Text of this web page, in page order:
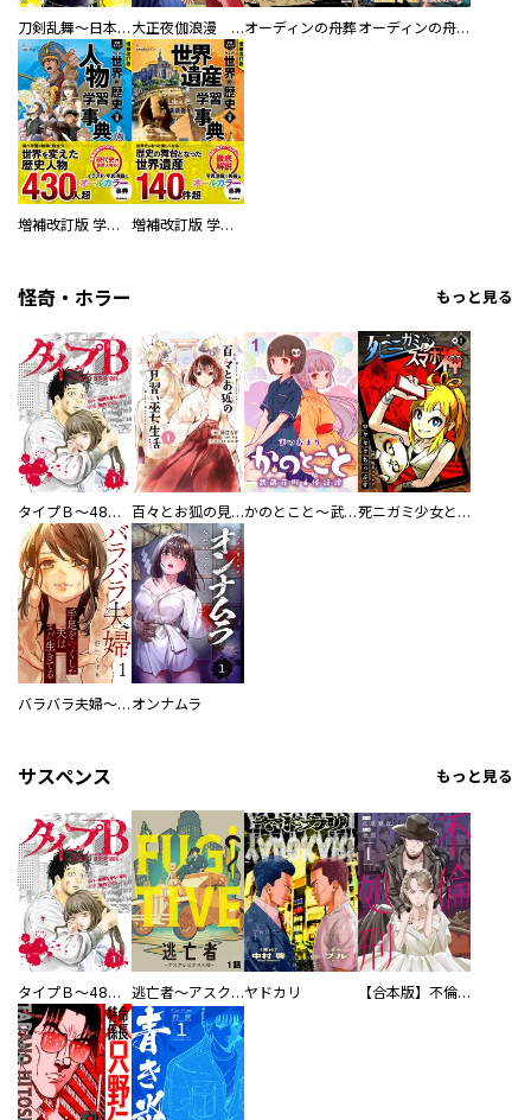
刀剣乱舞～日本号つれづれ酒～ 大正夜伽浪漫 －金曜日の花嫁—オーディンの舟葬 オーディンの舟葬 分冊版
増補改訂版 学研まんが NEW世界の歴史 別巻 人物学習事典 増補改訂版 学研まんが NEW世界の歴史 別巻 世界遺産学習事典
怪奇・ホラー もっと見る
タイプＢ～48時間後、致死率100％～【単話】 百々とお狐の見習い巫女生活【単行本版】 かのとこと～武蔵花町怪話譚～ 【連載版】 死ニガミ少女とスマホ神
バラバラ夫婦～手足をなくした夫はまだ生きてる オンナムラ
サスペンス もっと見る
タイプＢ～48時間後、致死率100％～【単話】 逃亡者～アスクレピオスの杖～ヤドカリ 【合本版】不倫処刑